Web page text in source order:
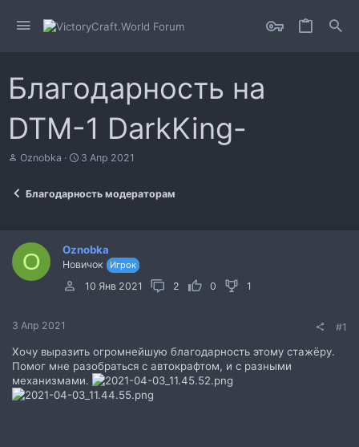
Благодарность на
DTM-1 DarkKing-
А
м
ы
Oznobka
Д
а
а
л
3 Апр 2021
Благодарность модераторам
O Oznobka
Новичок Игрок
10 Янв 2021 2 0 1
3 Апр 2021 #1
Хочу выразить огромнейшую благодарность этому стажёру.
Помог мне разобраться с автокрафтом, и с разными
механизмами.